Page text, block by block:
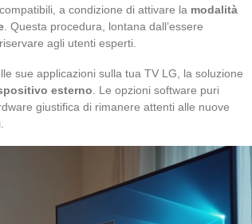
a condizione di attivare la modalità
. Questa procedura, lontana dall’essere
agli utenti esperti.
sue applicazioni sulla tua TV LG, la soluzione
esterno . Le opzioni software puri
giustifica di rimanere attenti alle nuove